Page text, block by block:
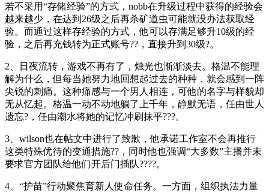
若不采用“存储经验”的方式，nobb在升级过程中获得的经验会
越来越少，在达到26级之后再杀矿道虫可能就没办法获取经
验。而通过这样存经验的方式，他可以存满足够升10级的经
验，之后再充钱转为正式账号??，直接升到30级?。
2、日夜流转，游戏不再有了，烛光也渐渐淡去。格温不能理
解为什么，但每当她努力地回想起过去的种种，就会感到一阵
尖锐的刺痛。这种痛感与一个男人相连，可他的名字与样貌却
无从忆起。格温一动不动地躺了上千年，静默无语，任由世人
遗忘?，任由潮水将她的记忆冲刷抹平???。
3、wilson也在帖文中进行了致歉，他承诺工作室不会再推行
这类特殊优待的变通措施??，同时他也强调“大多数”主播并未
要求官方团队给他们开后门插队????。
4、“护苗”行动聚焦育新人使命任务。一方面，组织执法力量